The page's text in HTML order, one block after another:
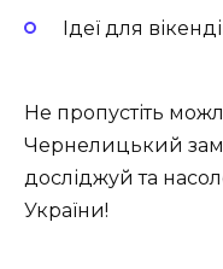
Ідеї для
Не пропустіть
Чернелицький
досліджуй та
України!